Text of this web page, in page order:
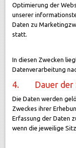
Optimierung der
unserer
Daten zu
statt.
In diesen Zwecken
Datenverarbeitung
4. Dauer der
Die Daten werden
Zweckes ihrer
Erfassung der Daten
wenn die jeweilige